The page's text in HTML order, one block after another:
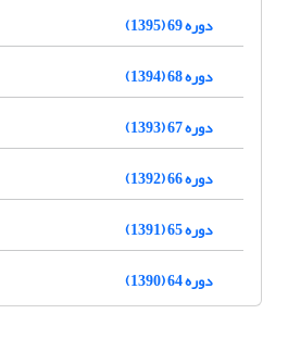
دوره 69 (1395)
دوره 68 (1394)
دوره 67 (1393)
دوره 66 (1392)
دوره 65 (1391)
دوره 64 (1390)